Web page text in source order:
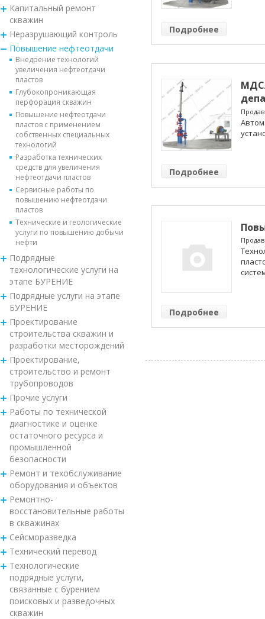
Капитальный ремонт
скважин
Неразрушающий контроль
Повышение нефтеотдачи
Внедрение технологий
увеличения нефтеотдачи
пластов
Глубокопроникающая
перфорация скважин
Повышение нефтеотдачи
пластов с применением
собственных специальных
технологий
Разработка технических
средств для увеличения
нефтеотдачи пластов
Сервисные работы по
повышению нефтеотдачи
пластов
Технические и геологические
услуги по повышению добычи
нефти
Подрядные
технологические услуги на
этапе БУРЕНИЕ
Подрядные услуги на этапе
БУРЕНИЕ
Проектирование
строительства скважин и
разработки месторождений
Проектирование,
строительство и ремонт
трубопроводов
Прочие услуги
Работы по технической
диагностике и оценке
остаточного ресурса и
промышленной
безопасности
Ремонт и техобслуживание
оборудования и объектов
Ремонтно-
восстановительные работы
в скважинах
Сейсморазведка
Технический перевод
Технологические
подрядные услуги,
связанные с бурением
поисковых и разведочных
скважин
Подробнее
Подробнее
Подробнее